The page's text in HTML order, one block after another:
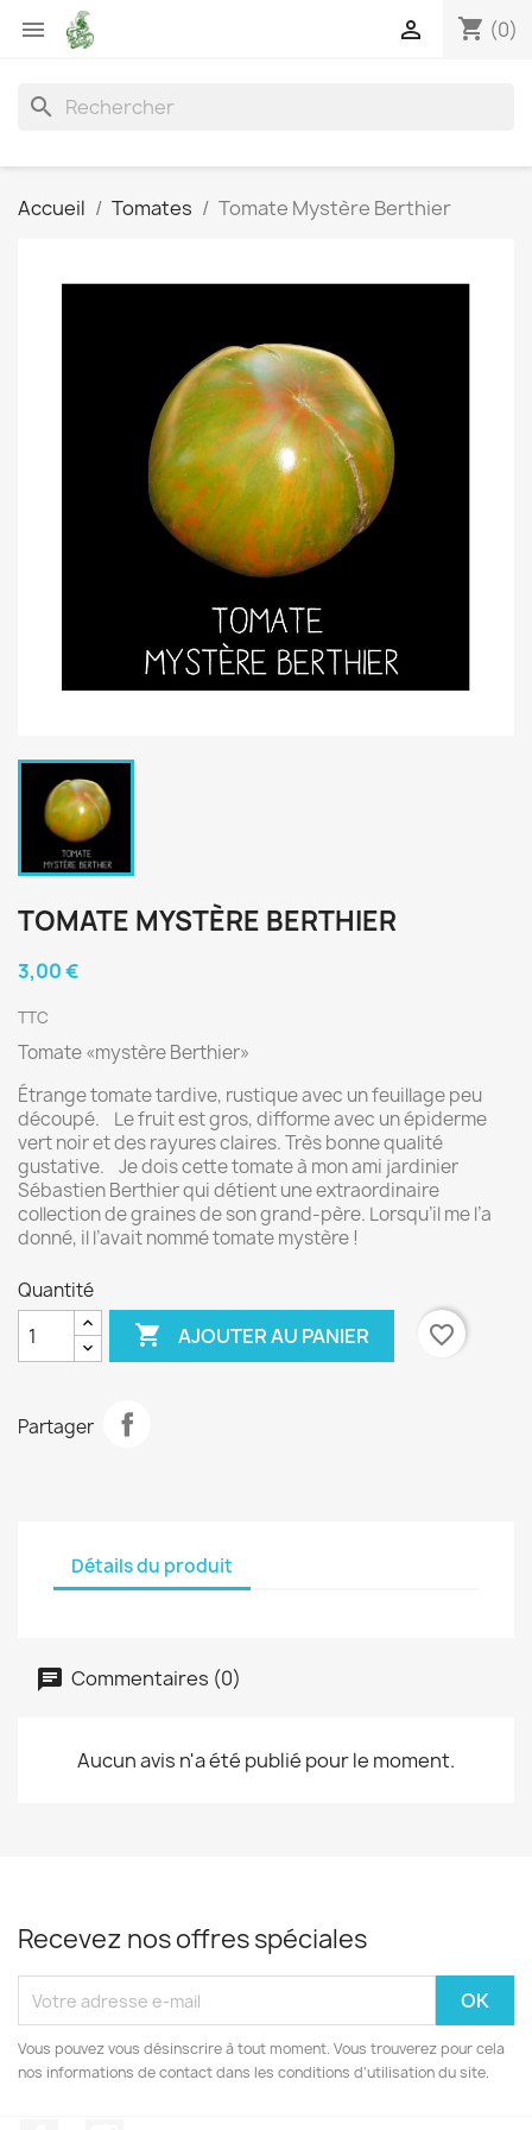
 shopping_cart (0)

search
Accueil Tomates Tomate Mystère Berthier
TOMATE MYSTÈRE BERTHIER
3,00 €
TTC
Tomate «mystère Berthier»
Étrange tomate tardive, rustique avec un feuillage peu
découpé. Le fruit est gros, difforme avec un épiderme
vert noir et des rayures claires. Très bonne qualité
gustative. Je dois cette tomate à mon ami jardinier
Sébastien Berthier qui détient une extraordinaire
collection de graines de son grand-père. Lorsqu’il me l’a
donné, il l’avait nommé tomate mystère !
Quantité
 AJOUTER AU PANIER favorite_border
Partager
Détails du produit
Commentaires (0)
Aucun avis n'a été publié pour le moment.
Recevez nos offres spéciales
Vous pouvez vous désinscrire à tout moment. Vous trouverez pour cela
nos informations de contact dans les conditions d'utilisation du site.